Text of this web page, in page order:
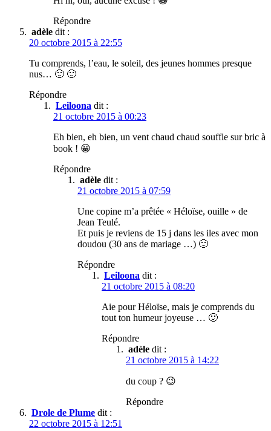
Répondre
adèle dit :
20 octobre 2015 à 22:55
Tu comprends, l’eau, le soleil, des jeunes hommes presque
nus… 🙂 🙂
Répondre
Leiloona dit :
21 octobre 2015 à 00:23
Eh bien, eh bien, un vent chaud chaud souffle sur bric à
book ! 😀
Répondre
adèle dit :
21 octobre 2015 à 07:59
Une copine m’a prêtée « Héloïse, ouille » de
Jean Teulé.
Et puis je reviens de 15 j dans les iles avec mon
doudou (30 ans de mariage …) 🙂
Répondre
Leiloona dit :
21 octobre 2015 à 08:20
Aie pour Héloïse, mais je comprends du
tout ton humeur joyeuse … 🙂
Répondre
adèle dit :
21 octobre 2015 à 14:22
du coup ? 😉
Répondre
Drole de Plume dit :
22 octobre 2015 à 12:51